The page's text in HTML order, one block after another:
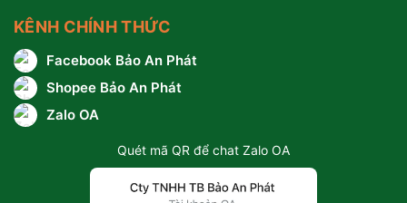
KÊNH CHÍNH THỨC
Facebook Bảo An Phát
Shopee Bảo An Phát
Zalo OA
Quét mã QR để chat Zalo OA